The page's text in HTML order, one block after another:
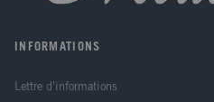
INFORMATIONS
Lettre d'informations